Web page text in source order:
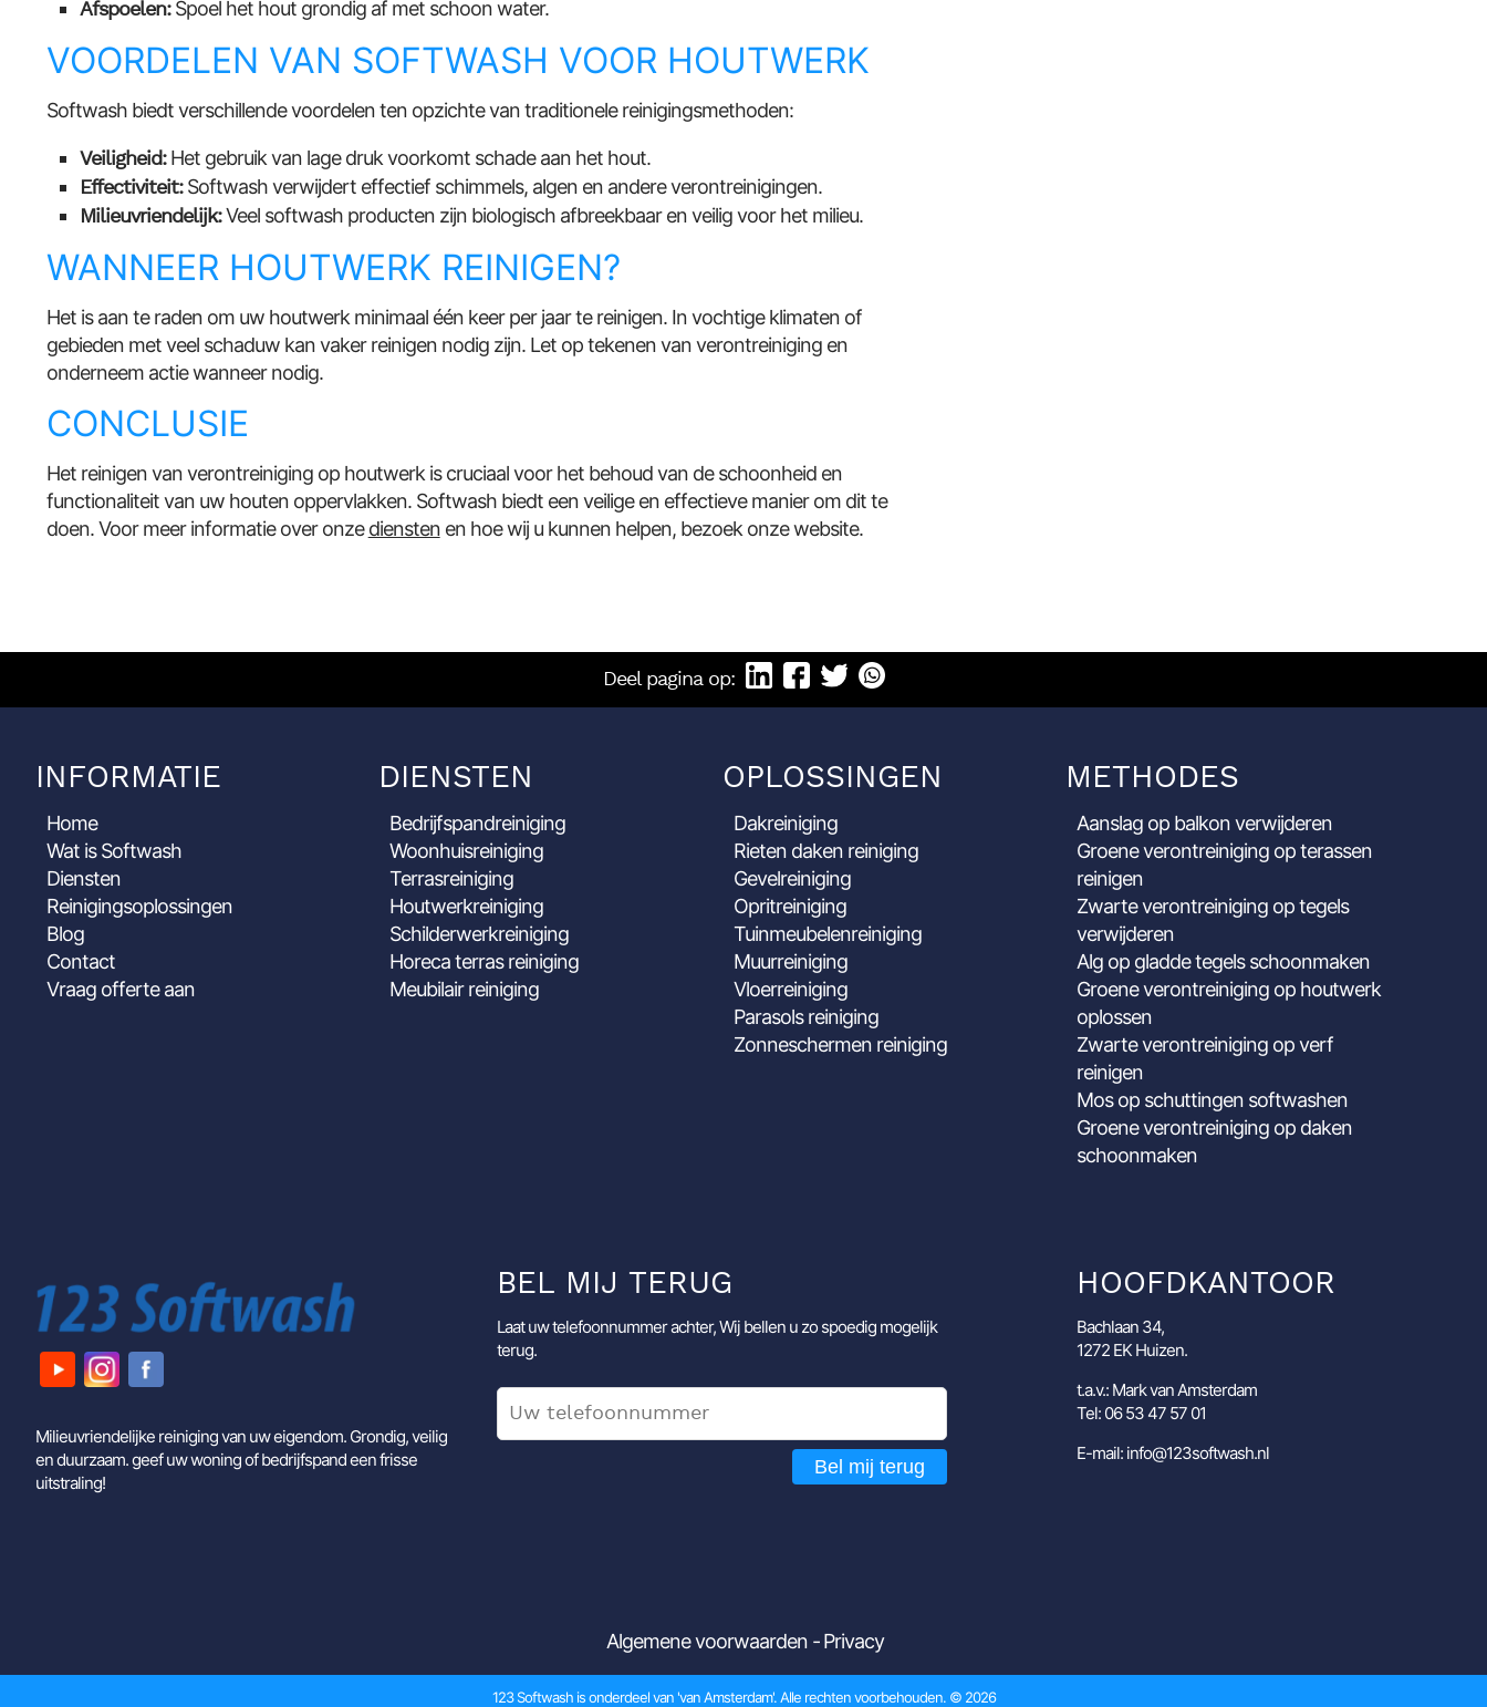
Afspoelen:Spoel het hout grondig af met schoon water.
VOORDELEN VAN SOFTWASH VOOR HOUTWERK
Softwash biedt verschillende voordelen ten opzichte van traditionele reinigingsmethoden:
Veiligheid:Het gebruik van lage druk voorkomt schade aan het hout.
Effectiviteit:Softwash verwijdert effectief schimmels, algen en andere verontreinigingen.
Milieuvriendelijk:Veel softwash producten zijn biologisch afbreekbaar en veilig voor het milieu.
WANNEER HOUTWERK REINIGEN?
Het is aan te raden om uw houtwerk minimaal één keer per jaar te reinigen. In vochtige klimaten of
gebieden met veel schaduw kan vaker reinigen nodig zijn. Let op tekenen van verontreiniging en
onderneem actie wanneer nodig.
CONCLUSIE
Het reinigen van verontreiniging op houtwerk is cruciaal voor het behoud van de schoonheid en
functionaliteit van uw houten oppervlakken. Softwash biedt een veilige en effectieve manier om dit te
doen. Voor meer informatie over onzedienstenen hoe wij u kunnen helpen, bezoek onze website.
Deel pagina op:
INFORMATIE
Home
Wat is Softwash
Diensten
Reinigingsoplossingen
Blog
Contact
Vraag offerte aan
DIENSTEN
Bedrijfspandreiniging
Woonhuisreiniging
Terrasreiniging
Houtwerkreiniging
Schilderwerkreiniging
Horeca terras reiniging
Meubilair reiniging
OPLOSSINGEN
Dakreiniging
Rieten daken reiniging
Gevelreiniging
Opritreiniging
Tuinmeubelenreiniging
Muurreiniging
Vloerreiniging
Parasols reiniging
Zonneschermen reiniging
METHODES
Aanslag op balkon verwijderen
Groene verontreiniging op terassen
reinigen
Zwarte verontreiniging op tegels
verwijderen
Alg op gladde tegels schoonmaken
Groene verontreiniging op houtwerk
oplossen
Zwarte verontreiniging op verf
reinigen
Mos op schuttingen softwashen
Groene verontreiniging op daken
schoonmaken
Milieuvriendelijke reiniging van uw eigendom. Grondig, veilig
en duurzaam. geef uw woning of bedrijfspand een frisse
uitstraling!
BEL MIJ TERUG
Laat uw telefoonnummer achter, Wij bellen u zo spoedig mogelijk
terug.
Bel mij terug
HOOFDKANTOOR
Bachlaan 34,
1272 EK Huizen.
t.a.v.: Mark van Amsterdam
Tel: 06 53 47 57 01
E-mail: info@123softwash.nl
Algemene voorwaarden Privacy
123 Softwash is onderdeel van 'van Amsterdam'. Alle rechten voorbehouden. © 2026